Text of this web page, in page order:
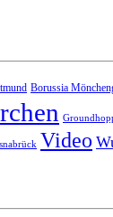
Borussia
Video